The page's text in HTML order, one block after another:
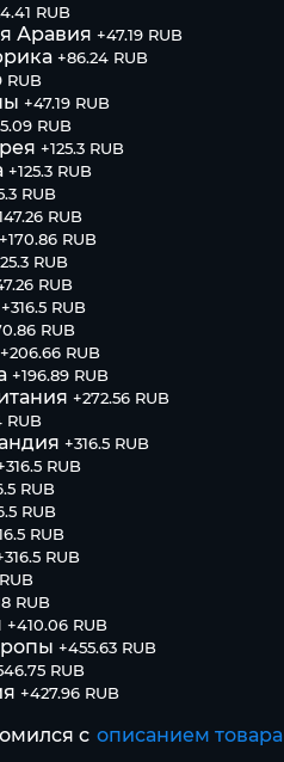
RUB
Аравия +47.19 RUB
+86.24 RUB
RUB
+47.19 RUB
RUB
+125.3 RUB
+125.3 RUB
RUB
RUB
+170.86 RUB
RUB
RUB
+316.5 RUB
RUB
+206.66 RUB
+196.89 RUB
+272.56 RUB
RUB
+316.5 RUB
RUB
RUB
RUB
RUB
RUB
RUB
+410.06 RUB
+455.63 RUB
RUB
+427.96 RUB
с описанием товара